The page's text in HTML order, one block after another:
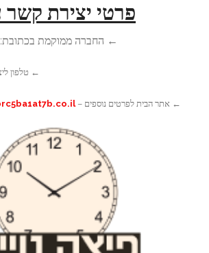
פרטי יצירת קשר עם
← החברה ממוקמת בכתובת: רחוב בן
← טלפון ליצירת קשר:
הבית לפרטים נוספים –https://xn--5dbfbrc5ba1at7b.co.il/